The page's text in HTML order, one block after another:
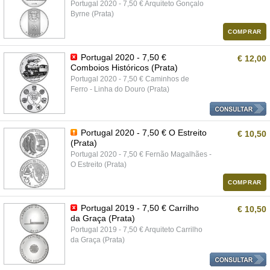
Portugal 2020 - 7,50 € Arquiteto Gonçalo
Byrne (Prata)
COMPRAR
Portugal 2020 - 7,50 €
Comboios Históricos (Prata)
Portugal 2020 - 7,50 € Caminhos de
Ferro - Linha do Douro (Prata)
€ 12,00
Portugal 2020 - 7,50 € O Estreito
(Prata)
Portugal 2020 - 7,50 € Fernão Magalhães -
O Estreito (Prata)
€ 10,50
COMPRAR
Portugal 2019 - 7,50 € Carrilho
da Graça (Prata)
Portugal 2019 - 7,50 € Arquiteto Carrilho
da Graça (Prata)
€ 10,50